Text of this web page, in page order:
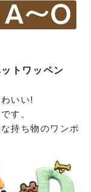
トワッペン
いい!
す。
持ち物のワンポ